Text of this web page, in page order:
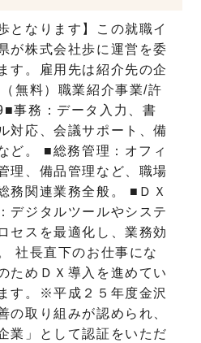
となります】この就職イ
が株式会社歩に運営を委
す。雇用先は紹介先の企
無料）職業紹介事業/許
■事務：データ入力、書
対応、会議サポート、備
ど。
■総務管理：オフィ
理、備品管理など、職場
務関連業務全般。
■ＤＸ
デジタルツールやシステ
セスを最適化し、業務効
社長直下のお仕事にな
ためＤＸ導入を進めてい
す。
※平成２５年度金沢
の取り組みが認められ、
業」として認証をいただ